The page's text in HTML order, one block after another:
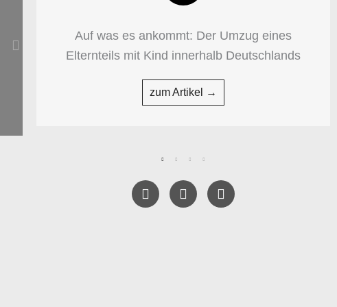
Auf was es ankommt: Der Umzug eines
Elternteils mit Kind innerhalb Deutschlands
zum Artikel →
F
a
T
w
Y
e